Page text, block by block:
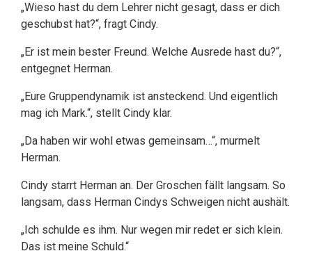
„Wieso hast du dem Lehrer nicht gesagt, dass er dich
geschubst hat?“, fragt Cindy.
„Er ist mein bester Freund. Welche Ausrede hast du?“,
entgegnet Herman.
„Eure Gruppendynamik ist ansteckend. Und eigentlich
mag ich Mark.“, stellt Cindy klar.
„Da haben wir wohl etwas gemeinsam…“, murmelt
Herman.
Cindy starrt Herman an. Der Groschen fällt langsam. So
langsam, dass Herman Cindys Schweigen nicht aushält.
„Ich schulde es ihm. Nur wegen mir redet er sich klein.
Das ist meine Schuld.“